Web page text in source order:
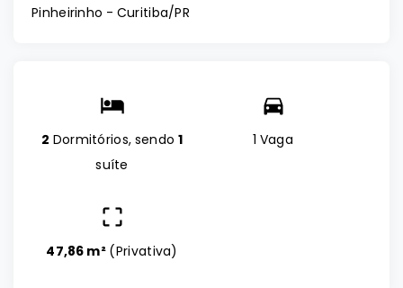
Pinheirinho - Curitiba/PR
2 Dormitórios, sendo 1
suíte
1 Vaga
47,86 m² (Privativa)